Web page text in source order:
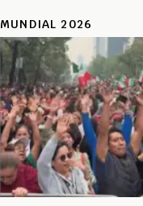
MUNDIAL 2026